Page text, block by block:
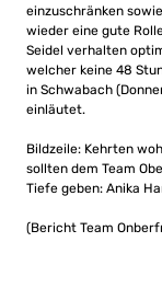
einzuschränken
wieder eine gute
Seidel verhalten
welcher keine 48
in Schwabach
einläutet.
Bildzeile: Kehrten
sollten dem Team
Tiefe geben: Anika
(Bericht Team